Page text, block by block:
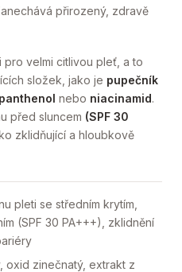
přirozený, zdravě
velmi citlivou pleť, a to
složek, jako je pupečník
panthenol nebo niacinamid.
před sluncem (SPF 30
zklidňující a hloubkově
pleti se středním krytím,
(SPF 30 PA+++), zklidnění
oxid zinečnatý, extrakt z